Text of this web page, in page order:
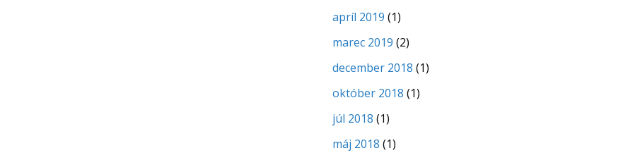
apríl 2019 (1)
marec 2019 (2)
december 2018 (1)
október 2018 (1)
júl 2018 (1)
máj 2018 (1)